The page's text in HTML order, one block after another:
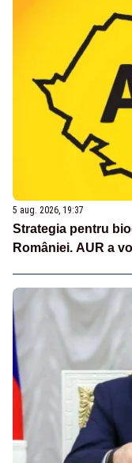
5 aug. 2026, 19:37
Strategia pentru
României. AUR a